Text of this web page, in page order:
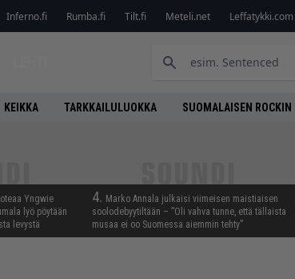
Inferno.fi Rumba.fi Tilt.fi Meteli.net Leffatykki.com
KEIKKA TARKKAILULUOKKA SUOMALAISEN
Yngwie
lyö pöytään
levystä
4. Marko Annala julkaisi viimeisen maistiaisen
soolodebyytiltään – ”Oli vahva tunne, että tällaista
musaa ei oo Suomessa aiemmin tehty”